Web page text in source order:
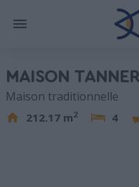
MAISON
Maison traditionnelle
212.17 m2 4